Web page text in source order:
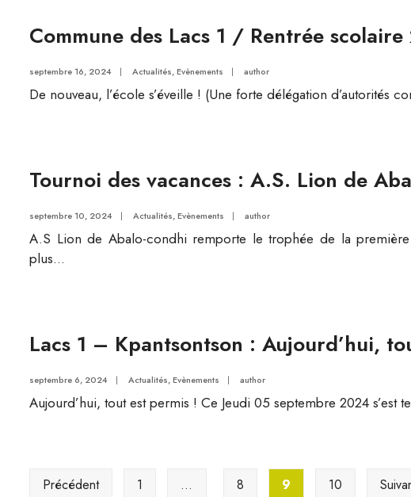
Commune des Lacs 1 / Rentrée
septembre 16, 2024 | Actualités,Evènements | author
De nouveau, l’école s’éveille ! (Une forte délégation d’autorités
Tournoi des vacances : A.S. Lion de
septembre 10, 2024 | Actualités,Evènements | author
A.S Lion de Abalo-condhi remporte le trophée de la
plus...
Lacs 1 – Kpantsontson : Aujourd’hui,
septembre 6, 2024 | Actualités,Evènements | author
Aujourd’hui, tout est permis ! Ce Jeudi 05 septembre 2024 s’est
Pagination
Précédent 1 … 8 9 10